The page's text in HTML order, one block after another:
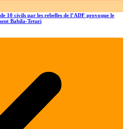
10 civils par les rebelles de l’ADF provoque le
Babila-Teturi